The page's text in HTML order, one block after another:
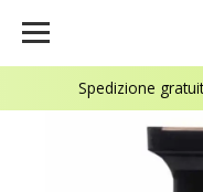
Spedizione